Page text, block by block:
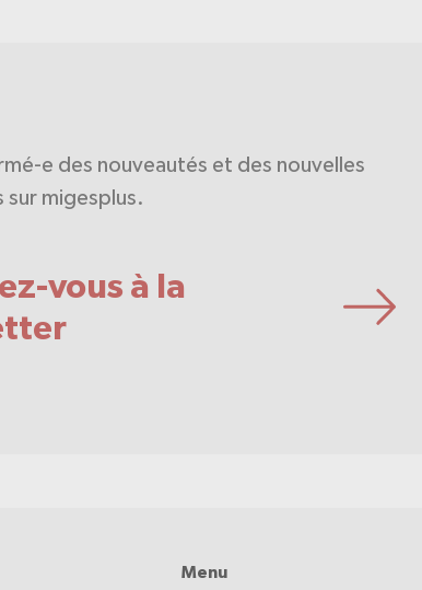
e des nouveautés et des nouvelles
sur migesplus.
vous à la
Menu